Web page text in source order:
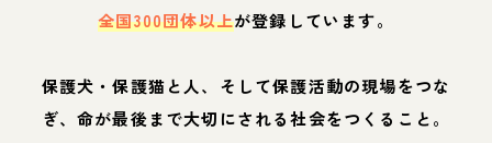
全国300団体以上が登録しています。
保護犬・保護猫と人、そして保護活動の現場をつな
ぎ、命が最後まで大切にされる社会をつくること。